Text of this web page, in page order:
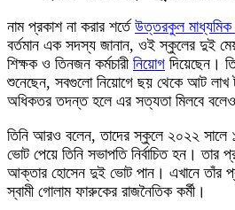
নাম প্রকাশ না করার শর্তে উত্তরকুল মাধ্যমিক
বর্তমান এক সদস্য জানান, ওই স্কুলের দুই
শিক্ষক ও তিনজন কর্মচারী নিয়োগ দিয়েছেন।
শুনেছেন, সবগুলো নিয়োগে ছয় থেকে আট লাখ
অধিকতর তদন্ত হলে এর সত্যতা মিলবে
তিনি আরও বলেন, তাদের স্কুলে ২০২২ সালে
ভোট পেয়ে তিনি সভাপতি নির্বাচিত হন। তার
আক্তার হোসেন দুই ভোট পান। এখানে তাঁর
স্বামী গোলাম ফারুকের রাজনৈতিক কর্মী।